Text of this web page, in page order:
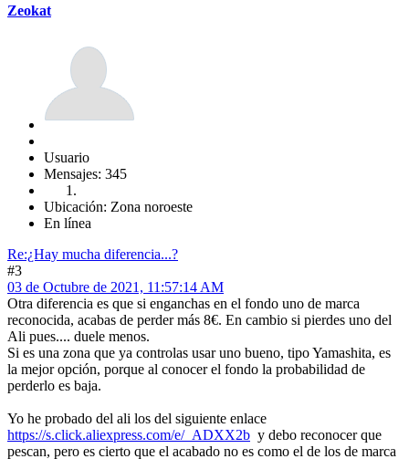
Zeokat
Usuario
Mensajes: 345
Ubicación: Zona noroeste
En línea
Re:¿Hay mucha diferencia...?
#3
03 de Octubre de 2021, 11:57:14 AM
Otra diferencia es que si enganchas en el fondo uno de marca
reconocida, acabas de perder más 8€. En cambio si pierdes uno del
Ali pues.... duele menos.
Si es una zona que ya controlas usar uno bueno, tipo Yamashita, es
la mejor opción, porque al conocer el fondo la probabilidad de
perderlo es baja.
Yo he probado del ali los del siguiente enlace
https://s.click.aliexpress.com/e/_ADXX2b y debo reconocer que
pescan, pero es cierto que el acabado no es como el de los de marca